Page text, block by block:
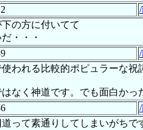
の方に付いてて
・・・
使われる比較的ポピュラーな祝
なく神道です。でも面白かっ
って素通りしてしまいがちで